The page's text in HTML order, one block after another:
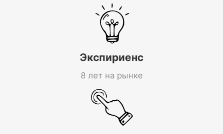
Экспириенс
8 лет на рынке